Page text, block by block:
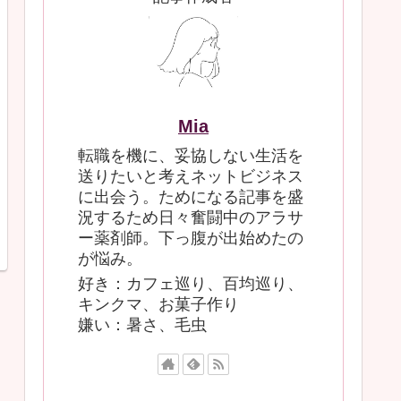
Mia
転職を機に、妥協しない生活を
送りたいと考えネットビジネス
に出会う。ためになる記事を盛
況するため日々奮闘中のアラサ
ー薬剤師。下っ腹が出始めたの
が悩み。
好き：カフェ巡り、百均巡り、
キンクマ、お菓子作り
嫌い：暑さ、毛虫